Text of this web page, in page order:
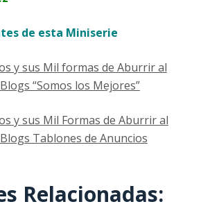
de esta Miniserie
y sus Mil formas de Aburrir al
“Somos los Mejores”
y sus Mil Formas de Aburrir al
Tablones de Anuncios
Relacionadas: